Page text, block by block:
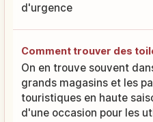
d'urgence
Comment trouver des
On en trouve souvent
grands magasins et les
touristiques en haute
d'une occasion pour les